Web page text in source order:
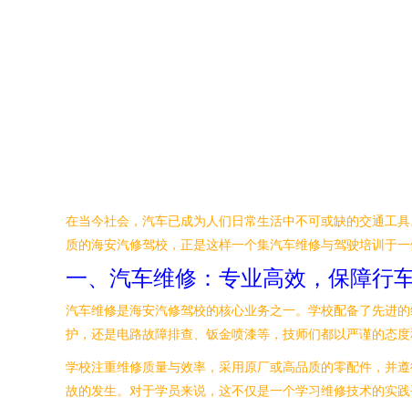
在当今社会，汽车已成为人们日常生活中不可或缺的交通工
质的海安汽修驾校，正是这样一个集汽车维修与驾驶培训于
一、汽车维修：专业高效，保障行
汽车维修是海安汽修驾校的核心业务之一。学校配备了先进
护，还是电路故障排查、钣金喷漆等，技师们都以严谨的态
学校注重维修质量与效率，采用原厂或高品质的零配件，并
故的发生。对于学员来说，这不仅是一个学习维修技术的实